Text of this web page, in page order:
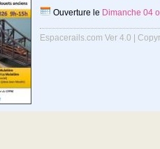
Ouverture le Dimanche 04
Espacerails.com Ver 4.0 |